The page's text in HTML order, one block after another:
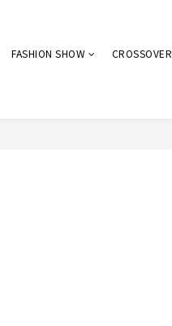
FASHION SHOW CROSSOVER